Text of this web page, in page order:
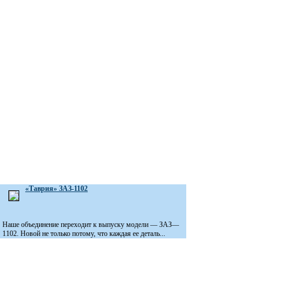
«Таврия» ЗАЗ-1102
Наше объединение переходит к выпуску модели — ЗАЗ—
1102. Новой не только потому, что каждая ее деталь...